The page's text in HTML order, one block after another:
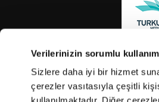
Verilerinizin sorumlu
Sizlere daha iyi bir hizmet
çerezler vasıtasıyla çeşitli